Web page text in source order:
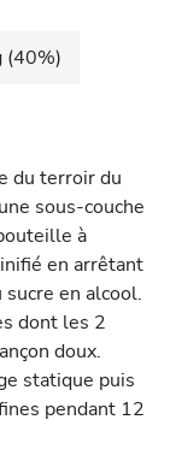
(40%)
du terroir du
sous-couche
à
en arrêtant
en alcool.
dont les 2
doux.
statique puis
pendant 12